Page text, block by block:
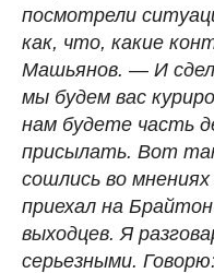
посмотрели
как, что, какие
Машьянов. — И
мы будем вас
нам будете часть
присылать. Вот
сошлись во
приехал на
выходцев. Я
серьезными.